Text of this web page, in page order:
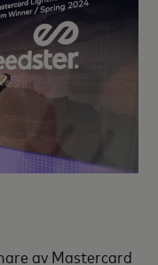
av Mastercard